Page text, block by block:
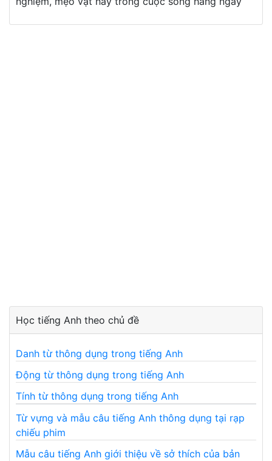
Học tiếng Anh theo chủ đề
Danh từ thông dụng trong tiếng Anh
Động từ thông dụng trong tiếng Anh
Tính từ thông dụng trong tiếng Anh
Từ vựng và mẫu câu tiếng Anh thông dụng tại rạp
chiếu phim
Mẫu câu tiếng Anh giới thiệu về sở thích của bản